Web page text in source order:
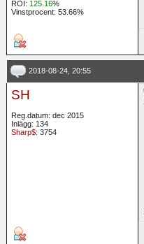
ROI: 125.16%
Vinstprocent: 53.66%
2018-08-24, 20:55
SH
Reg.datum: dec 2015
Inlägg: 134
Sharp$: 3754